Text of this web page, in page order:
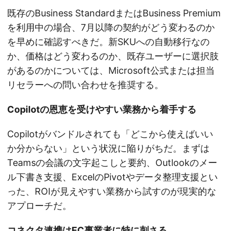
既存のBusiness StandardまたはBusiness Premium
を利用中の場合、7月以降の契約がどう変わるのか
を早めに確認すべきだ。新SKUへの自動移行なの
か、価格はどう変わるのか、既存ユーザーに選択肢
があるのかについては、Microsoft公式または担当
リセラーへの問い合わせを推奨する。
Copilotの恩恵を受けやすい業務から着手する
Copilotがバンドルされても「どこから使えばいい
か分からない」という状況に陥りがちだ。まずは
Teamsの会議の文字起こしと要約、Outlookのメー
ル下書き支援、ExcelのPivotやデータ整理支援とい
った、ROIが見えやすい業務から試すのが現実的な
アプローチだ。